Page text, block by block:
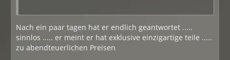
Nach ein paar tagen hat er endlich geantwortet .....
sinnlos ..... er meint er hat exklusive einzigartige teile .....
zu abendteuerlichen Preisen